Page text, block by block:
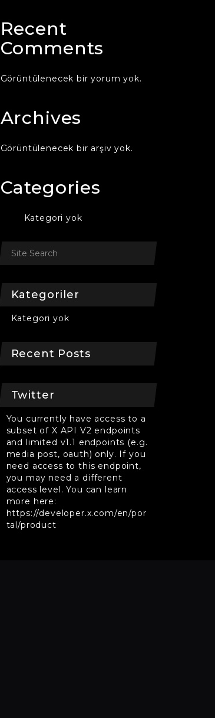
Recent
Comments
Görüntülenecek bir yorum yok.
Archives
Görüntülenecek bir arşiv yok.
Categories
Kategori yok
Kategoriler
Kategori yok
Recent Posts
Twitter
You currently have access to a
subset of X API V2 endpoints
and limited v1.1 endpoints (e.g.
media post, oauth) only. If you
need access to this endpoint,
you may need a different
access level. You can learn
more here:
https://developer.x.com/en/por
tal/product